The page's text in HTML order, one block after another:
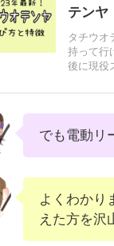
テンヤ
タチウオ
持って行
後に現役
でも電動リ
よくわかり
えた方を沢